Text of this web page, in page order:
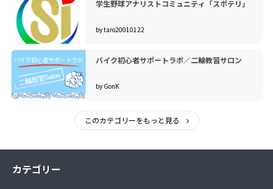
学生野球アナリストコミュニティ「スポテリ」
by taro20010122
バイク初心者サポートラボ／二輪教習サロン
by GonK
このカテゴリーをもっと見る
カテゴリー